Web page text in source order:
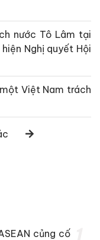
nước Tô Lâm tại
Nghị quyết Hội
Việt Nam trách
củng cố